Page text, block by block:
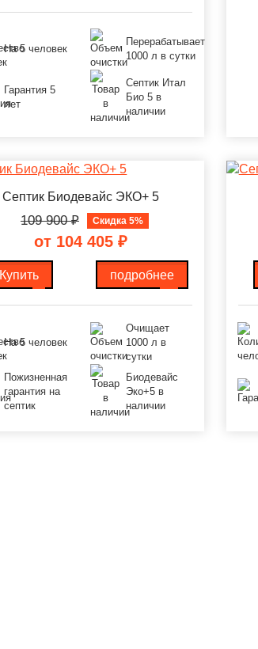
На 5 человек
Перерабатывает
1000 л в сутки
Гарантия 5
лет
Септик Итал
Био 5 в
наличии
Септик Биодевайс ЭКО+ 5
109 900₽ Скидка 5%
от 104 405₽
Купить подробнее
На 5 человек
Очищает
1000 л в
сутки
Пожизненная
гарантия на
септик
Биодевайс
Эко+5 в
наличии